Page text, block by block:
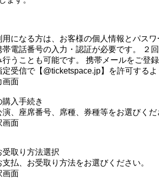
用になる方は、お客様の個人情報とパス
帯電話番号の入力・認証が必要です。 ２
行うことも可能です。 携帯メールをご登
定受信で【@ticketspace.jp】を許可する
入手続き
演、座席番号、席種、券種等をお選びくだ
受取り方法選択
支払、お受取り方法をお選びください。